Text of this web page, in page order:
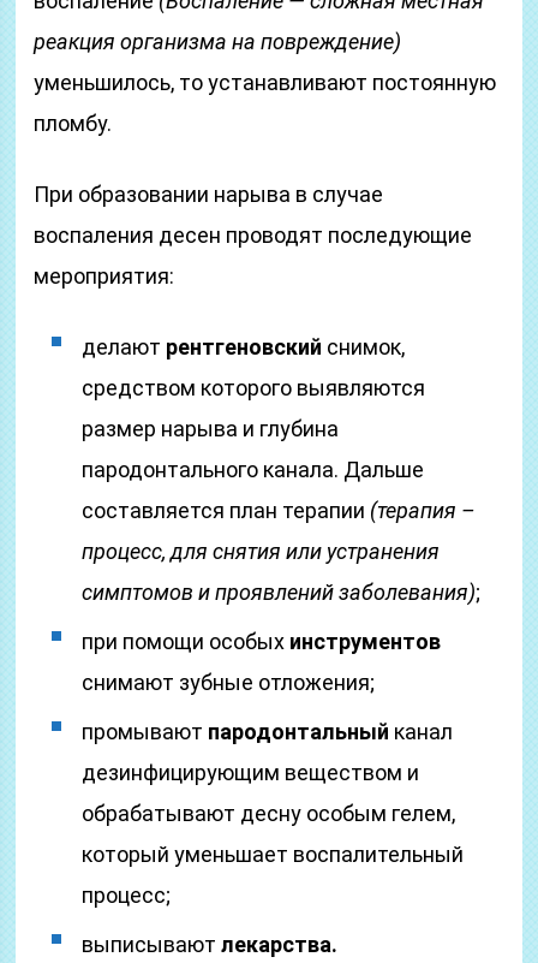
реакция организма на повреждение)
уменьшилось, то устанавливают постоянную
пломбу.
При образовании нарыва в случае
воспаления десен проводят последующие
мероприятия:
делают рентгеновский снимок,
средством которого выявляются
размер нарыва и глубина
пародонтального канала. Дальше
составляется план терапии (терапия –
процесс, для снятия или устранения
симптомов и проявлений заболевания);
при помощи особых инструментов
снимают зубные отложения;
промывают пародонтальный канал
дезинфицирующим веществом и
обрабатывают десну особым гелем,
который уменьшает воспалительный
процесс;
выписываютлекарства.